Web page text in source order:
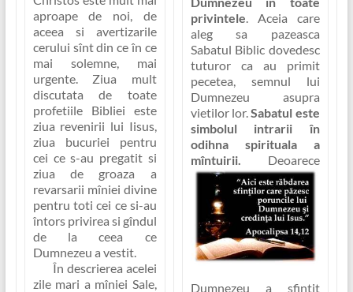
aproape de noi, de
aceea si avertizarile
cerului sînt din ce în ce
mai solemne, mai
urgente. Ziua mult
discutata de toate
profetiile Bibliei este
ziua revenirii lui Iisus,
ziua bucuriei pentru
cei ce s-au pregatit si
ziua de groaza a
revarsarii mîniei divine
pentru toti cei ce si-au
întors privirea si gîndul
de la ceea ce
Dumnezeu a vestit.
În descrierea acelei
zile mari a mîniei Sale,
privintele. Aceia care
aleg sa pazeasca
Sabatul Biblic dovedesc
tuturor ca au primit
pecetea, semnul lui
Dumnezeu asupra
vietilor lor.Sabatul este
simbolul intrarii în
odihna spirituala a
mîntuirii.
Deoarece
Dumnezeu a sfintit